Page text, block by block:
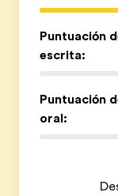
Puntuación
escrita:
Puntuación
oral: